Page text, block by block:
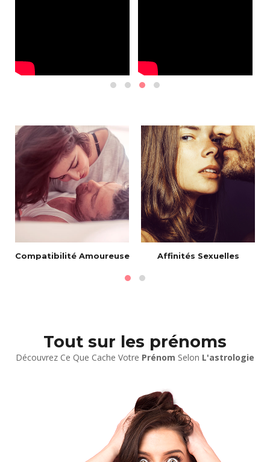
Compatibilité Amoureuse Affinités Sexuelles
Tout sur les prénoms
Découvrez Ce Que Cache Votre Prénom Selon L'astrologie